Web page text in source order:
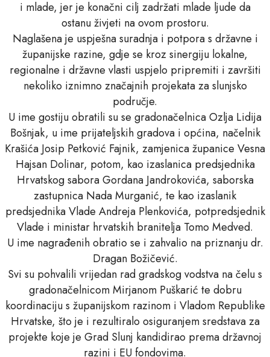
i mlade, jer je konačni cilj zadržati mlade ljude da
ostanu živjeti na ovom prostoru.
Naglašena je uspješna suradnja i potpora s državne i
županijske razine, gdje se kroz sinergiju lokalne,
regionalne i državne vlasti uspjelo pripremiti i završiti
nekoliko iznimno značajnih projekata za slunjsko
područje.
U ime gostiju obratili su se gradonačelnica Ozlja Lidija
Bošnjak, u ime prijateljskih gradova i općina, načelnik
Krašića Josip Petković Fajnik, zamjenica županice Vesna
Hajsan Dolinar, potom, kao izaslanica predsjednika
Hrvatskog sabora Gordana Jandrokovića, saborska
zastupnica Nada Murganić, te kao izaslanik
predsjednika Vlade Andreja Plenkovića, potpredsjednik
Vlade i ministar hrvatskih branitelja Tomo Medved.
U ime nagrađenih obratio se i zahvalio na priznanju dr.
Dragan Božičević.
Svi su pohvalili vrijedan rad gradskog vodstva na čelu s
gradonačelnicom Mirjanom Puškarić te dobru
koordinaciju s županijskom razinom i Vladom Republike
Hrvatske, što je i rezultiralo osiguranjem sredstava za
projekte koje je Grad Slunj kandidirao prema državnoj
razini i EU fondovima.